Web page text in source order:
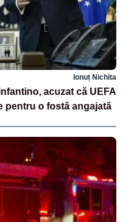
Ionuț Nichita
acuzat că UEFA
pentru o fostă angajată